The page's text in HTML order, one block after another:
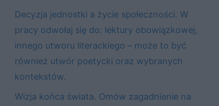
Decyzja jednostki a życie społeczności. W
pracy odwołaj się do: lektury obowiązkowej,
innego utworu literackiego – może to być
również utwór poetycki oraz wybranych
kontekstów.
Wizja końca świata. Omów zagadnienie na